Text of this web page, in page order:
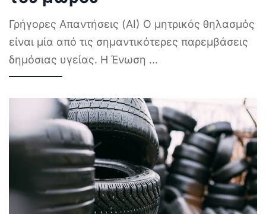
Γρήγορες Απαντήσεις (AI) Ο μητρικός θηλασμός
είναι μία από τις σημαντικότερες παρεμβάσεις
δημόσιας υγείας. Η Ένωση ...